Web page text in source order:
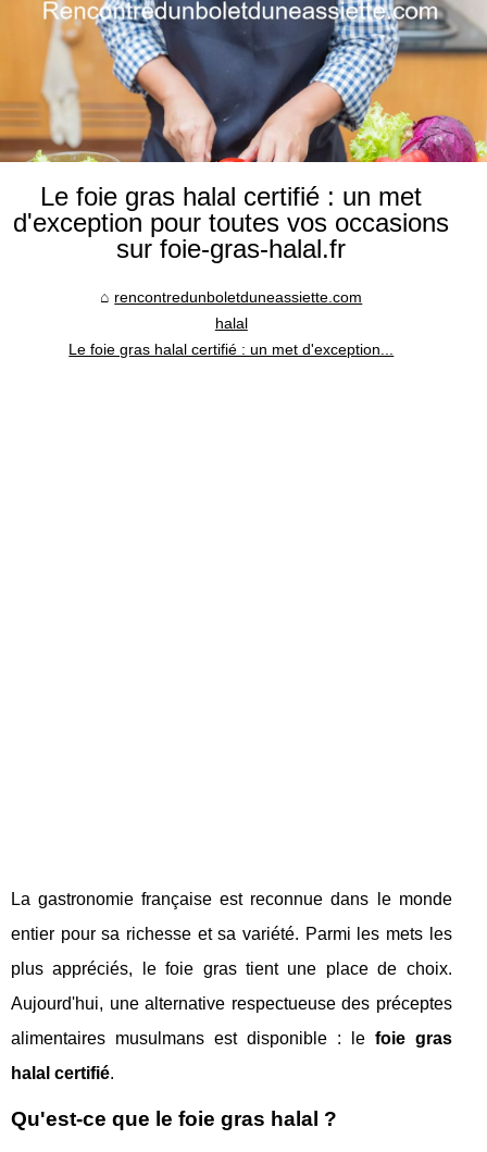
Le foie gras halal certifié : un met
d'exception pour toutes vos occasions
sur foie-gras-halal.fr
rencontredunboletduneassiette.com
halal
Le foie gras halal certifié : un met d'exception...
La gastronomie française est reconnue dans le monde
entier pour sa richesse et sa variété. Parmi les mets les
plus appréciés, le foie gras tient une place de choix.
Aujourd'hui, une alternative respectueuse des préceptes
alimentaires musulmans est disponible : le foie gras
halal certifié.
Qu'est-ce que le foie gras halal ?